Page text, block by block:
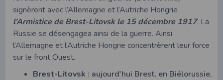
signèrent avec l’Allemagne et l’Autriche Hongrie
l’Armistice de Brest-Litovsk le 15 décembre 1917. La
Russie se désengagea ainsi de la guerre. Ainsi
l’Allemagne et l’Autriche Hongrie concentrèrent leur force
sur le front Ouest.
Brest-Litovsk : aujourd'hui Brest, en Biélorussie,